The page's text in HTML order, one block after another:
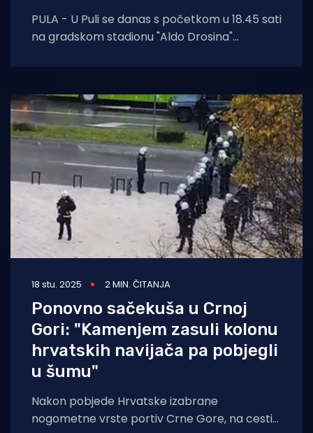
PULA - U Puli se danas s početkom u 18.45 sati
na gradskom stadionu "Aldo Drosina"
18 stu. 2025 2 MIN. ČITANJA
Ponovno sačekuša u Crnoj
Gori: "Kamenjem zasuli kolonu
hrvatskih navijača pa pobjegli
u šumu"
Nakon pobjede Hrvatske izabrane
nogometne vrste portiv Crne Gore, na cesti